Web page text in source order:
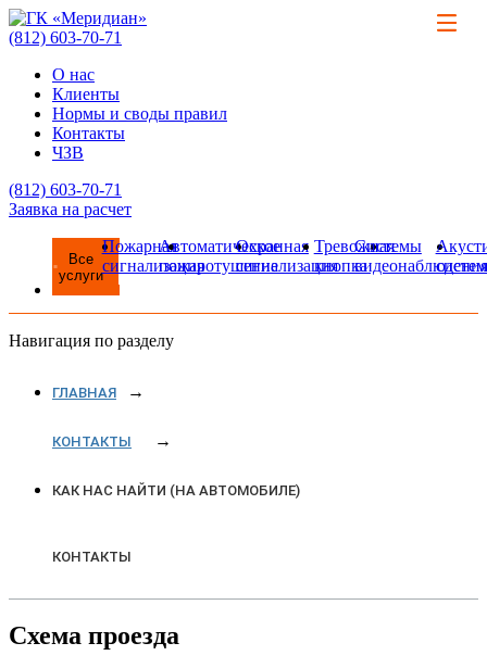
(812) 603-70-71
О нас
Клиенты
Нормы и своды правил
Контакты
ЧЗВ
(812) 603-70-71
Заявка на расчет
Все
услуги
Пожарная
сигнализация
Автоматическое
пожаротушение
Охранная
сигнализация
Тревожная
кнопка
Системы
видеонаблюдения
Навигация по разделу
ГЛАВНАЯ
КОНТАКТЫ
КАК НАС НАЙТИ (НА АВТОМОБИЛЕ)
КОНТАКТЫ
Схема проезда